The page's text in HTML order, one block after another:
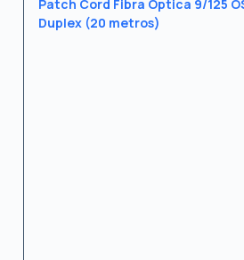
Patch Cord Fibra Óptica 9/125
Duplex (20 metros)